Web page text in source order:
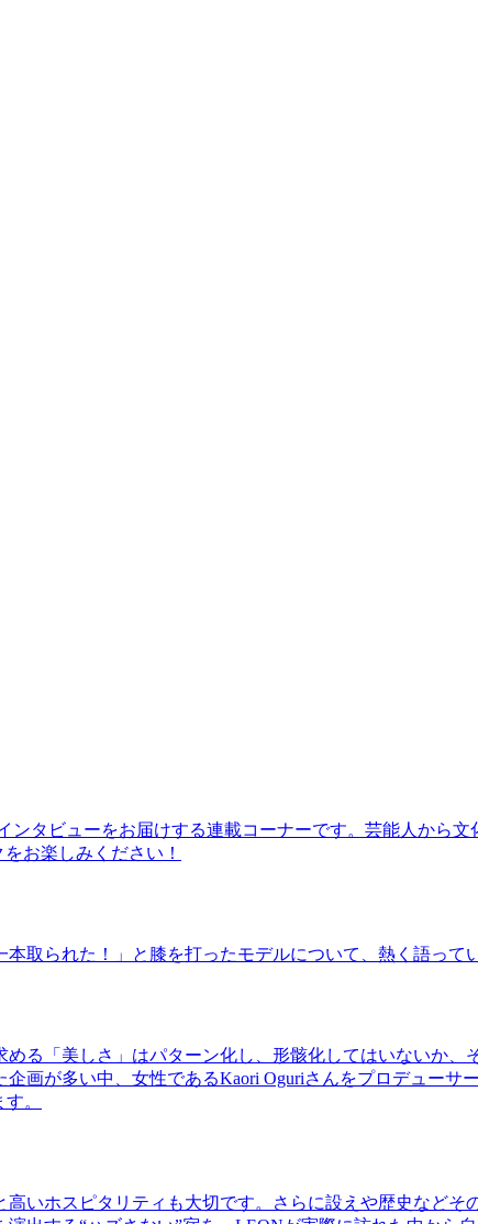
タビューをお届けする連載コーナーです。芸能人から文
お楽しみください！
取られた！」と膝を打ったモデルについて、熱く語って
る「美しさ」はパターン化し、形骸化してはいないか、
画が多い中、女性であるKaori Oguriさんをプロデューサ
。
いホスピタリティも大切です。さらに設えや歴史などそ